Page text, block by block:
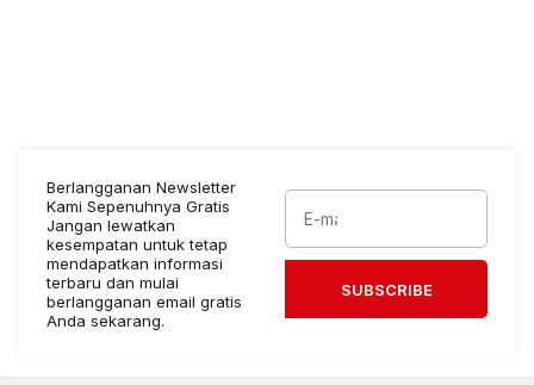
Berlangganan Newsletter
Kami Sepenuhnya Gratis
Jangan lewatkan
kesempatan untuk tetap
mendapatkan informasi
terbaru dan mulai
berlangganan email gratis
Anda sekarang.
SUBSCRIBE